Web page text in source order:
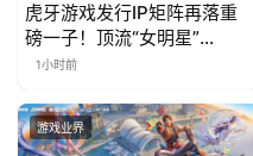
虎牙游戏发行IP矩阵再落重
磅一子！顶流“女明星”
ZANMANG LOOPY 正版3D
曝光
1小时前
游戏业界